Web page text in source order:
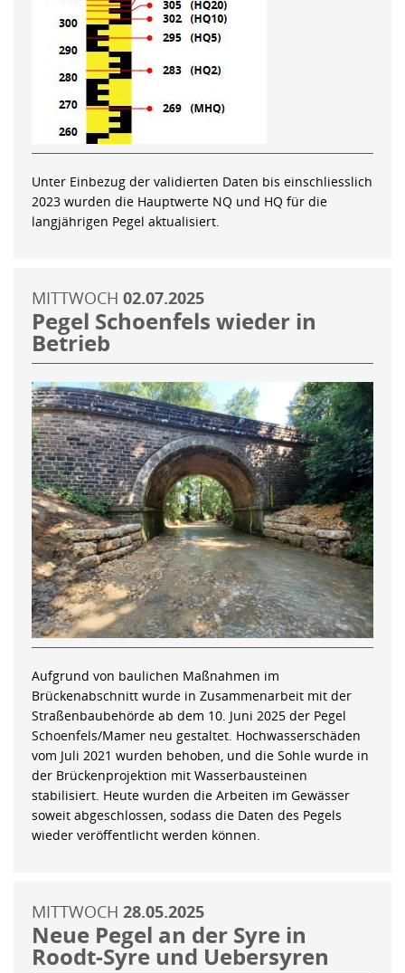
Unter Einbezug der validierten Daten bis einschliesslich
2023 wurden die Hauptwerte NQ und HQ für die
langjährigen Pegel aktualisiert.
MITTWOCH 02.07.2025
Pegel Schoenfels wieder in
Betrieb
Aufgrund von baulichen Maßnahmen im
Brückenabschnitt wurde in Zusammenarbeit mit der
Straßenbaubehörde ab dem 10. Juni 2025 der Pegel
Schoenfels/Mamer neu gestaltet. Hochwasserschäden
vom Juli 2021 wurden behoben, und die Sohle wurde in
der Brückenprojektion mit Wasserbausteinen
stabilisiert. Heute wurden die Arbeiten im Gewässer
soweit abgeschlossen, sodass die Daten des Pegels
wieder veröffentlicht werden können.
MITTWOCH 28.05.2025
Neue Pegel an der Syre in
Roodt-Syre und Uebersyren